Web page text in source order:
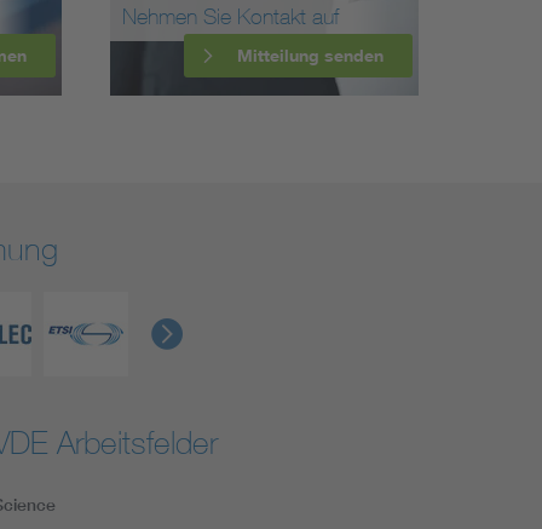
Nehmen Sie Kontakt auf
Mitteilung senden
Arbeitsfelder